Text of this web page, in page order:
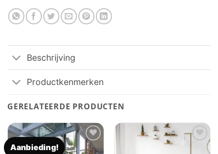
Beschrijving
Productkenmerken
GERELATEERDE PRODUCTEN
Aanbieding!
Toevoegen